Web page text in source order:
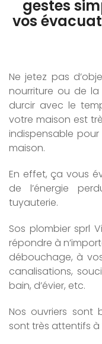
gestes
vos
Ne jetez pas
nourriture ou de la
durcir avec le
votre maison est
indispensable
maison.
En effet, ça vous
de l’énergie
tuyauterie.
Sos plombier sprl
répondre à
débouchage, à
canalisations,
bain, d’évier, etc.
Nos ouvriers sont
sont très attentifs